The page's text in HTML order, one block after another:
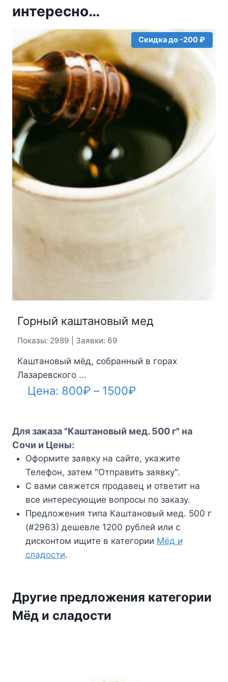
интересно…
Скидка до -200 ₽
Горный каштановый мед
Показы: 2989 | Заявки: 69
Каштановый мёд, собранный в горах
Лазаревского ...
Цена: 800₽ – 1500₽Диапазон
800₽
1500₽
Для заказа "Каштановый мед. 500 г" на
Сочи и Цены:
Оформите заявку на сайте, укажите
Телефон, затем "Отправить заявку".
С вами свяжется продавец и ответит на
все интересующие вопросы по заказу.
Предложения типа Каштановый мед. 500 г
(#2963) дешевле 1200 рублей или с
дисконтом ищите в категории Мёд и
сладости.
Другие предложения категории
Мёд и сладости